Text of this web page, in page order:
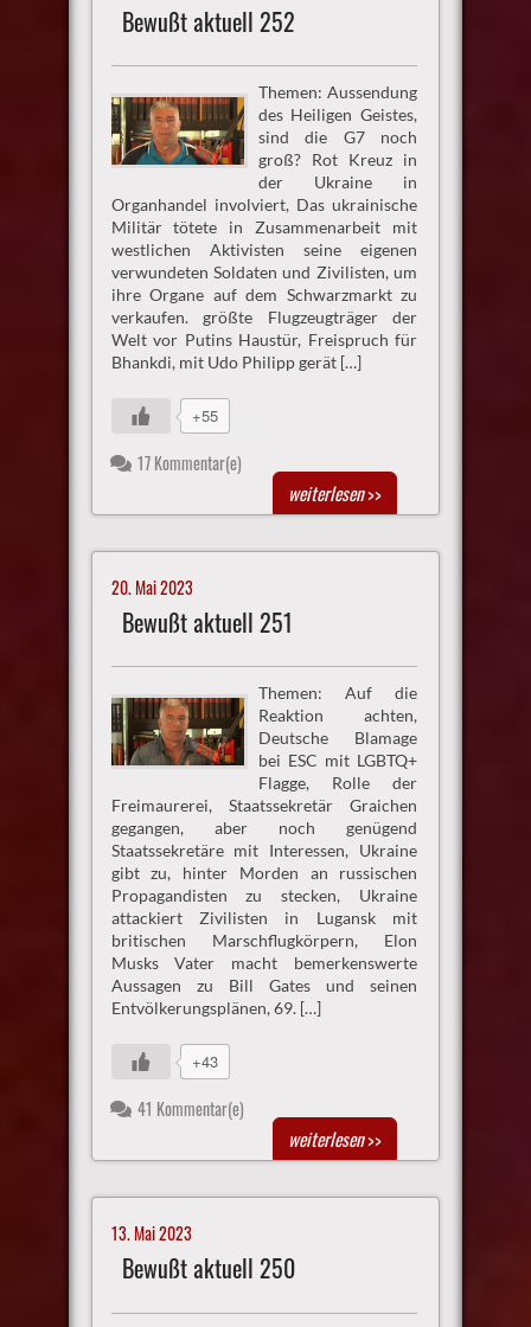
Bewußt aktuell 252
Themen: Aussendung
des Heiligen Geistes,
sind die G7 noch
groß? Rot Kreuz in
der Ukraine in
Organhandel involviert, Das ukrainische
Militär tötete in Zusammenarbeit mit
westlichen Aktivisten seine eigenen
verwundeten Soldaten und Zivilisten, um
ihre Organe auf dem Schwarzmarkt zu
verkaufen. größte Flugzeugträger der
Welt vor Putins Haustür, Freispruch für
Bhankdi, mit Udo Philipp gerät […]
+55
17 Kommentar(e)
weiterlesen>>
20. Mai 2023
Bewußt aktuell 251
Themen: Auf die
Reaktion achten,
Deutsche Blamage
bei ESC mit LGBTQ+
Flagge, Rolle der
Freimaurerei, Staatssekretär Graichen
gegangen, aber noch genügend
Staatssekretäre mit Interessen, Ukraine
gibt zu, hinter Morden an russischen
Propagandisten zu stecken, Ukraine
attackiert Zivilisten in Lugansk mit
britischen Marschflugkörpern, Elon
Musks Vater macht bemerkenswerte
Aussagen zu Bill Gates und seinen
Entvölkerungsplänen, 69. […]
+43
41 Kommentar(e)
weiterlesen>>
13. Mai 2023
Bewußt aktuell 250